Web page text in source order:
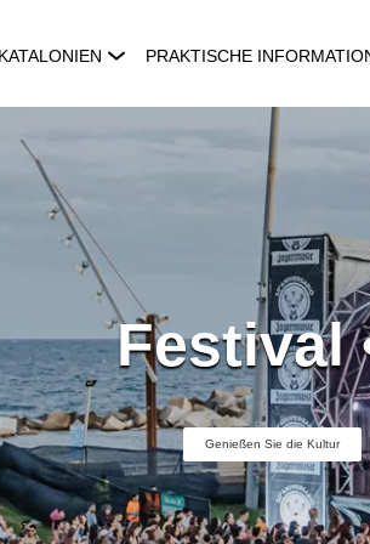
PRAKTISCHE
Festival
Genießen Sie die Kultur